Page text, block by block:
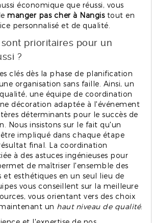
économique que réussi, vous
manger pas cher à Nangistout en
personnalisé et de qualité.
prioritaires pour un
?
clés dès la phase de planification
organisation sans faille. Ainsi, un
une équipe de coordination
décoration adaptée à l'événement
déterminants pour le succès de
Nous insistons sur le fait qu'un
impliqué dans chaque étape
final. La coordination
à des astuces ingénieuses pour
de maîtriser l'ensemble des
et esthétiques en un seul lieu de
vous conseillent sur la meilleure
vous orientant vers des choix
un haut niveau de qualité.